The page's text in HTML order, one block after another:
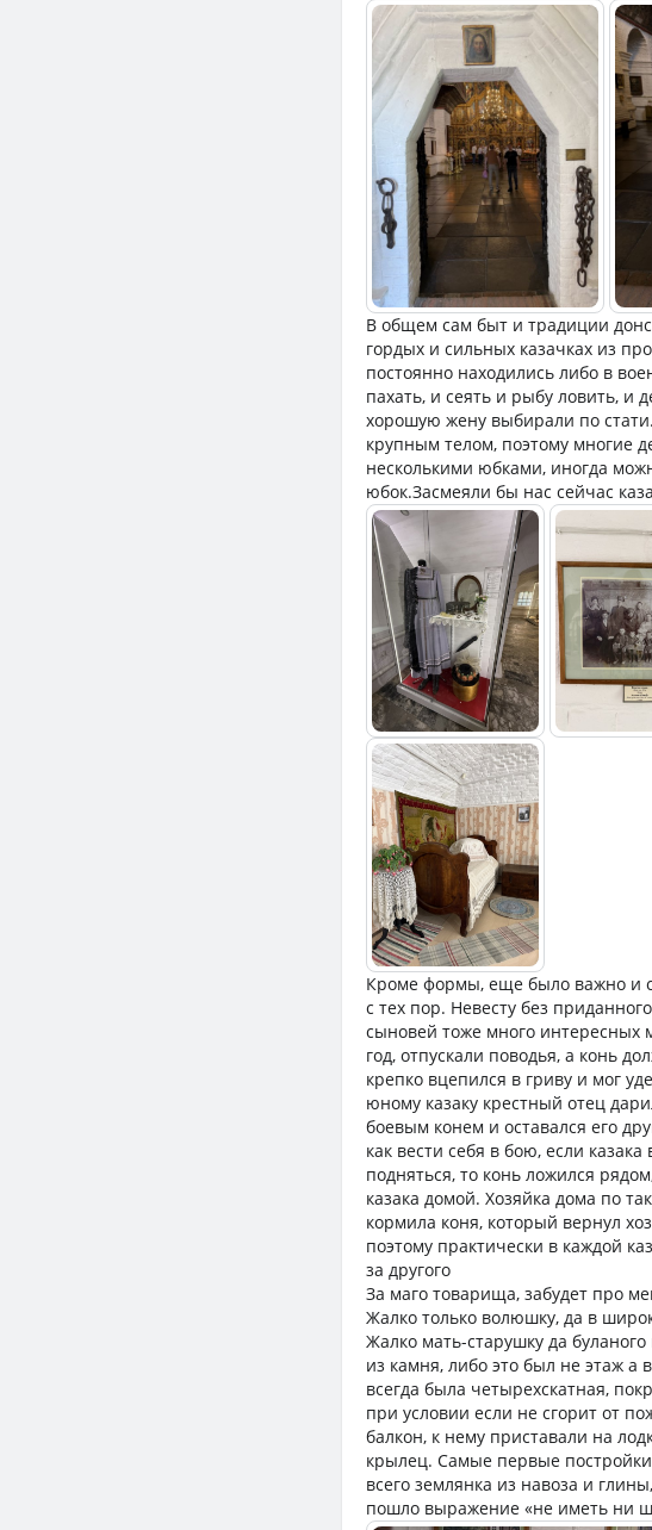
В общем сам быт и традиции
гордых и сильных казачках из
постоянно находились либо в
пахать, и сеять и рыбу ловить, и
хорошую жену выбирали по
крупным телом, поэтому многие
несколькими юбками, иногда
юбок.Засмеяли бы нас сейчас
Кроме формы, еще было важно и
с тех пор. Невесту без
сыновей тоже много
год, отпускали поводья, а конь
крепко вцепился в гриву и мог
юному казаку крестный отец
боевым конем и оставался его
как вести себя в бою, если
подняться, то конь ложился
казака домой. Хозяйка дома по
кормила коня, который вернул
поэтому практически в каждой
за другого
За маго товарища, забудет про
Жалко только волюшку, да в
Жалко мать-старушку да
из камня, либо это был не этаж а
всегда была четырехскатная,
при условии если не сгорит от
балкон, к нему приставали на
крылец. Самые первые
всего землянка из навоза и
пошло выражение «не иметь ни